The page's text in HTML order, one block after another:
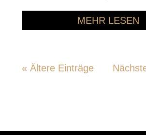
MEHR LESEN
« Ältere Einträge